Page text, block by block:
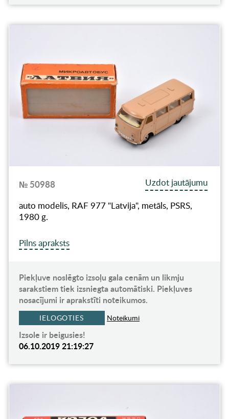
№ 50988
Uzdot jautājumu
auto modelis, RAF 977 "Latvija", metāls, PSRS,
1980 g.
Pilns apraksts
Piekļuve noslēgto izsoļu gala cenām un likmju
sarakstiem tiek izsniegta automātiski. Piekļuves
nosacījumi ir aprakstīti noteikumos.
IELOGOTIES Noteikumi
Izsole ir beigusies!
06.10.2019 21:19:27